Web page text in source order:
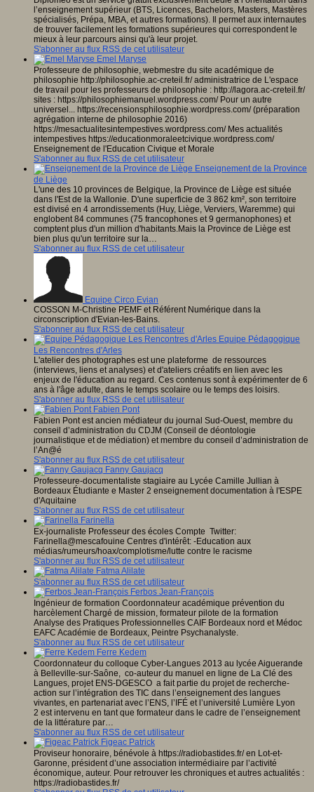
l’enseignement supérieur (BTS, Licences, Bachelors, Masters, Mastères
spécialisés, Prépa, MBA, et autres formations). Il permet aux internautes
de trouver facilement les formations supérieures qui correspondent le
mieux à leur parcours ainsi qu'à leur projet.
S'abonner au flux RSS de cet utilisateur
Emel Maryse
Professeure de philosophie, webmestre du site académique de
philosophie http://philosophie.ac-creteil.fr/ administratrice de L'espace
de travail pour les professeurs de philosophie : http://lagora.ac-creteil.fr/
sites : https://philosophiemanuel.wordpress.com/ Pour un autre
universel... https://recensionsphilosophie.wordpress.com/ (préparation
agrégation interne de philosophie 2016)
https://mesactualitesintempestives.wordpress.com/ Mes actualités
intempestives https://educationmoraleetcivique.wordpress.com/
Enseignement de l'Education Civique et Morale
S'abonner au flux RSS de cet utilisateur
Enseignement de la Province
de Liège
L'une des 10 provinces de Belgique, la Province de Liège est située
dans l'Est de la Wallonie. D'une superficie de 3 862 km², son territoire
est divisé en 4 arrondissements (Huy, Liège, Verviers, Waremme) qui
englobent 84 communes (75 francophones et 9 germanophones) et
comptent plus d'un million d'habitants.Mais la Province de Liège est
bien plus qu'un territoire sur la…
S'abonner au flux RSS de cet utilisateur
Equipe Circo Evian
COSSON M-Christine PEMF et Référent Numérique dans la
circonscription d'Evian-les-Bains.
S'abonner au flux RSS de cet utilisateur
Equipe Pédagogique
Les Rencontres d'Arles
L'atelier des photographes est une plateforme de ressources
(interviews, liens et analyses) et d'ateliers créatifs en lien avec les
enjeux de l'éducation au regard. Ces contenus sont à expérimenter de 6
ans à l'âge adulte, dans le temps scolaire ou le temps des loisirs.
S'abonner au flux RSS de cet utilisateur
Fabien Pont
Fabien Pont est ancien médiateur du journal Sud-Ouest, membre du
conseil d’administration du CDJM (Conseil de déontologie
journalistique et de médiation) et membre du conseil d’administration de
l’An@é
S'abonner au flux RSS de cet utilisateur
Fanny Gaujacq
Professeure-documentaliste stagiaire au Lycée Camille Jullian à
Bordeaux Étudiante e Master 2 enseignement documentation à l'ESPE
d'Aquitaine
S'abonner au flux RSS de cet utilisateur
Farinella
Ex-journaliste Professeur des écoles Compte Twitter:
Farinella@mescafouine Centres d'intérêt: -Education aux
médias/rumeurs/hoax/complotisme/lutte contre le racisme
S'abonner au flux RSS de cet utilisateur
Fatma Alilate
S'abonner au flux RSS de cet utilisateur
Ferbos Jean-François
Ingénieur de formation Coordonnateur académique prévention du
harcèlement Chargé de mission, formateur pilote de la formation
Analyse des Pratiques Professionnelles CAIF Bordeaux nord et Médoc
EAFC Académie de Bordeaux, Peintre Psychanalyste.
S'abonner au flux RSS de cet utilisateur
Ferre Kedem
Coordonnateur du colloque Cyber-Langues 2013 au lycée Aiguerande
à Belleville-sur-Saône, co-auteur du manuel en ligne de La Clé des
Langues, projet ENS-DGESCO a fait partie du projet de recherche-
action sur l’intégration des TIC dans l’enseignement des langues
vivantes, en partenariat avec l’ENS, l’IFÉ et l’université Lumière Lyon
2 est intervenu en tant que formateur dans le cadre de l’enseignement
de la littérature par…
S'abonner au flux RSS de cet utilisateur
Figeac Patrick
Proviseur honoraire, bénévole à https://radiobastides.fr/ en Lot-et-
Garonne, président d’une association intermédiaire par l’activité
économique, auteur. Pour retrouver les chroniques et autres actualités :
https://radiobastides.fr/